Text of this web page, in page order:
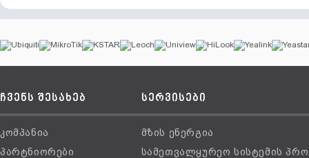
ჩვენს შესახებ
კომპანია
პარტნიორები
სერვისები
მზის ენერგია
სამეთვალყურეო სისტემის